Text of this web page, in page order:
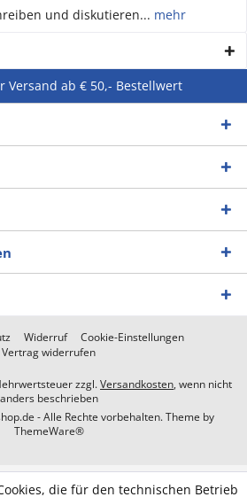
und diskutieren... mehr
Versand ab € 50,- Bestellwert
Widerruf
Cookie-Einstellungen
Vertrag widerrufen
zzgl.Versandkosten, wenn nicht
anders beschrieben
- Alle Rechte vorbehalten. Theme by
ThemeWare®
die für den technischen Betrieb